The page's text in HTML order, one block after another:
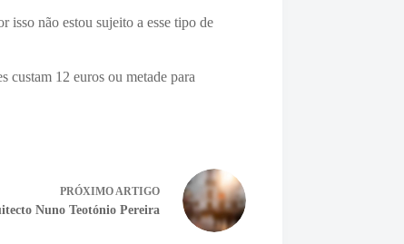
isso não estou sujeito a esse tipo de
custam 12 euros ou metade para
PRÓXIMOARTIGO
Nuno Teotónio Pereira